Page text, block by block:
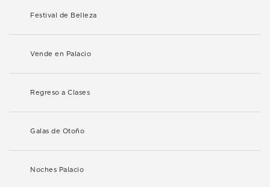
Festival de Belleza
Vende en Palacio
Regreso a Clases
Galas de Otoño
Noches Palacio